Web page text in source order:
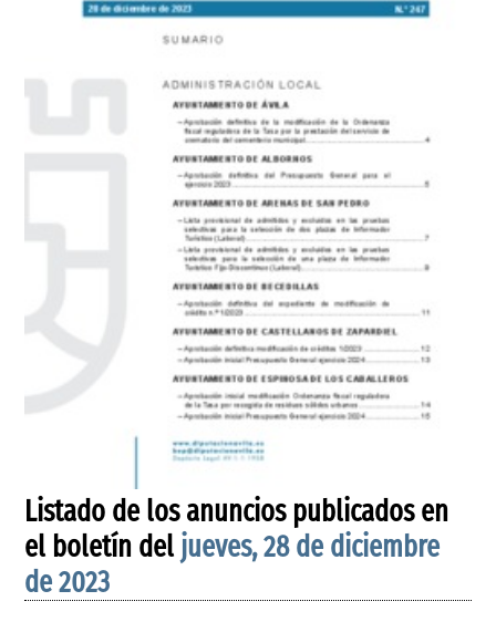
Listado de los anuncios publicados en
el boletín del jueves, 28 de diciembre
de 2023